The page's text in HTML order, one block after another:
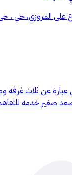
علي المروزي، حي ،
عبارة عن ثلاث غرفه
صغير خدمه